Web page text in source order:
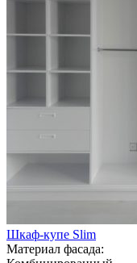
Шкаф-купе Slim
Материал фасада: